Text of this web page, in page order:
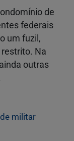
de
federais
um fuzil,
Na
outras
militar